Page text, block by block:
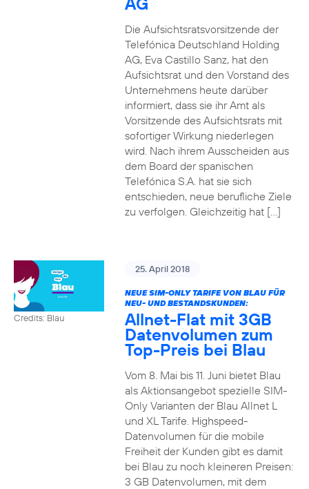
Die Aufsichtsratsvorsitzende der
Telefónica Deutschland Holding
AG, Eva Castillo Sanz, hat den
Aufsichtsrat und den Vorstand des
Unternehmens heute darüber
informiert, dass sie ihr Amt als
Vorsitzende des Aufsichtsrats mit
sofortiger Wirkung niederlegen
wird. Nach ihrem Ausscheiden aus
dem Board der spanischen
Telefónica S.A. hat sie sich
entschieden, neue berufliche Ziele
zu verfolgen. Gleichzeitig hat […]
Credits: Blau
25. April 2018
NEUE SIM-ONLY TARIFE VON BLAU FÜR
NEU- UND BESTANDSKUNDEN:
Allnet-Flat mit 3GB
Datenvolumen zum
Top-Preis bei Blau
Vom 8. Mai bis 11. Juni bietet Blau
als Aktionsangebot spezielle SIM-
Only Varianten der Blau Allnet L
und XL Tarife. Highspeed-
Datenvolumen für die mobile
Freiheit der Kunden gibt es damit
bei Blau zu noch kleineren Preisen:
3 GB Datenvolumen, mit dem